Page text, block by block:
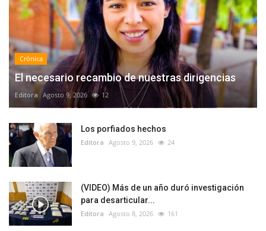
Crónica
El necesario recambio de nuestras dirigencias
Editora Agosto 9, 2026 12
Los porfiados hechos
Editora Agosto 9, 2026 24
(VIDEO) Más de un año duró investigación
para desarticular...
Editora Agosto 8, 2026 161